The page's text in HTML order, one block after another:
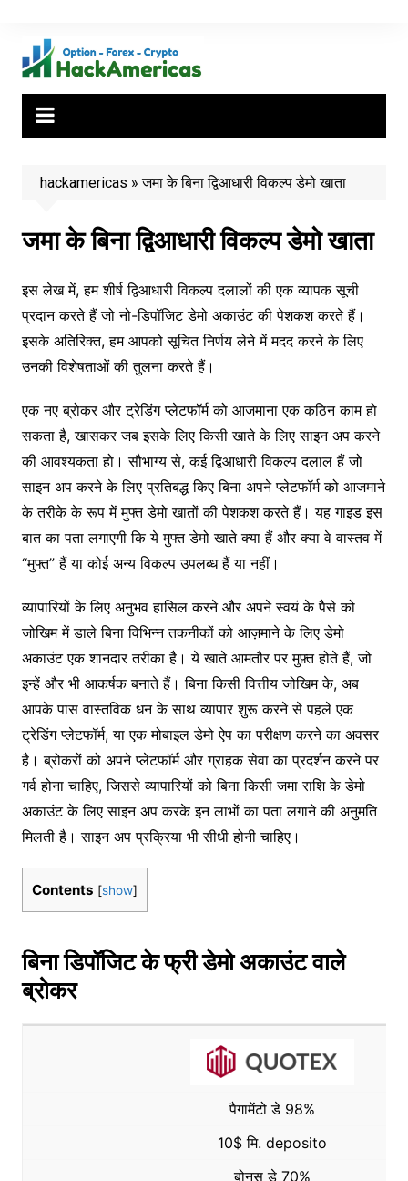
content
hackamericas »जमा के बिना द्विआधारी विकल्प डेमो खाता
जमा के बिना द्विआधारी विकल्प डेमो खाता
इस लेख में, हम शीर्ष द्विआधारी विकल्प दलालों की एक व्यापक सूची
प्रदान करते हैं जो नो-डिपॉजिट डेमो अकाउंट की पेशकश करते हैं।
इसके अतिरिक्त, हम आपको सूचित निर्णय लेने में मदद करने के लिए
उनकी विशेषताओं की तुलना करते हैं।
एक नए ब्रोकर और ट्रेडिंग प्लेटफॉर्म को आजमाना एक कठिन काम हो
सकता है, खासकर जब इसके लिए किसी खाते के लिए साइन अप करने
की आवश्यकता हो। सौभाग्य से, कई द्विआधारी विकल्प दलाल हैं जो
साइन अप करने के लिए प्रतिबद्ध किए बिना अपने प्लेटफॉर्म को आजमाने
के तरीके के रूप में मुफ्त डेमो खातों की पेशकश करते हैं। यह गाइड इस
बात का पता लगाएगी कि ये मुफ्त डेमो खाते क्या हैं और क्या वे वास्तव में
“मुफ्त” हैं या कोई अन्य विकल्प उपलब्ध हैं या नहीं।
व्यापारियों के लिए अनुभव हासिल करने और अपने स्वयं के पैसे को
जोखिम में डाले बिना विभिन्न तकनीकों को आज़माने के लिए डेमो
अकाउंट एक शानदार तरीका है। ये खाते आमतौर पर मुफ़्त होते हैं, जो
इन्हें और भी आकर्षक बनाते हैं। बिना किसी वित्तीय जोखिम के, अब
आपके पास वास्तविक धन के साथ व्यापार शुरू करने से पहले एक
ट्रेडिंग प्लेटफॉर्म, या एक मोबाइल डेमो ऐप का परीक्षण करने का अवसर
है। ब्रोकरों को अपने प्लेटफॉर्म और ग्राहक सेवा का प्रदर्शन करने पर
गर्व होना चाहिए, जिससे व्यापारियों को बिना किसी जमा राशि के डेमो
अकाउंट के लिए साइन अप करके इन लाभों का पता लगाने की अनुमति
मिलती है। साइन अप प्रक्रिया भी सीधी होनी चाहिए।
Contents [show]
बिना डिपॉजिट के फ्री डेमो अकाउंट वाले
ब्रोकर
पैगामेंटो डे 98%
10$ मि. deposito
बोनस डे 70%